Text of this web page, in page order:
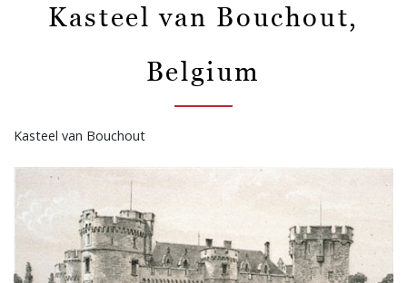
Kasteel van Bouchout,
Belgium
Kasteel van Bouchout